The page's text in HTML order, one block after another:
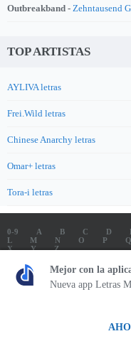
Outbreakband - Zehntausend
TOP ARTISTAS
AYLIVA letras
Frei.Wild letras
Chinese Anarchy letras
Omar+ letras
Tora-i letras
0-9 A B C D
L
M N O P Q
X
Y
Z
LETRAS
SOUNDTRACK
TOP 100 LETRAS
ENVIA
Letrasmania.com -
Mejor con la
Nueva app Letras